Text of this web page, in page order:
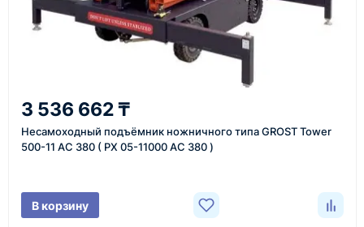
форму обратного звонка.
Уточнение задачи
Менеджер связывается с вами, уточняет
3 536 662 ₸
Несамоходный подъёмник ножничного типа GROST Tower
500-11 АС 380 ( PX 05-11000 AC 380 )
В корзину